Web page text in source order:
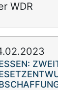
WDR